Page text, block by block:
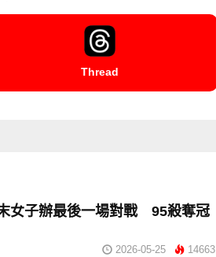
Thread
女子辦最後一場對戰 95殺奪冠
2026-05-25 14663